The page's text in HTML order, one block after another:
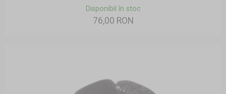
Disponibil în stoc
76,00 RON